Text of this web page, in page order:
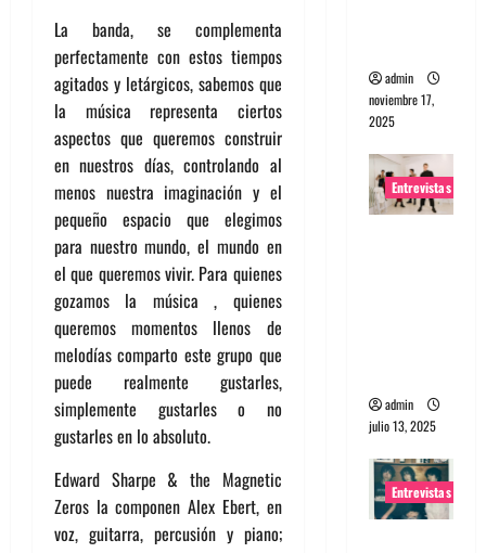
La banda, se complementa
perfectamente con estos tiempos
agitados y letárgicos, sabemos que
la música representa ciertos
aspectos que queremos construir
en nuestros días, controlando al
menos nuestra imaginación y el
pequeño espacio que elegimos
para nuestro mundo, el mundo en
el que queremos vivir. Para quienes
gozamos la música , quienes
queremos momentos llenos de
melodías comparto este grupo que
puede realmente gustarles,
simplemente gustarles o no
gustarles en lo absoluto.
Edward Sharpe & the Magnetic
Zeros la componen Alex Ebert, en
voz, guitarra, percusión y piano;
admin
noviembre 17,
2025
Entrevistas
admin
julio 13, 2025
Entrevistas